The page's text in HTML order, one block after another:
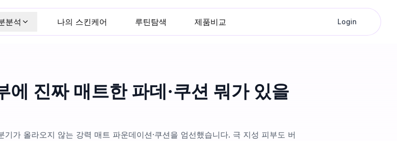
분석 나의 스킨케어 루틴탐색 제품비교 Login
에 진짜 매트한 파데·쿠션 뭐가 있을
기가 올라오지 않는 강력 매트 파운데이션·쿠션을 엄선했습니다. 극 지성 피부도 버